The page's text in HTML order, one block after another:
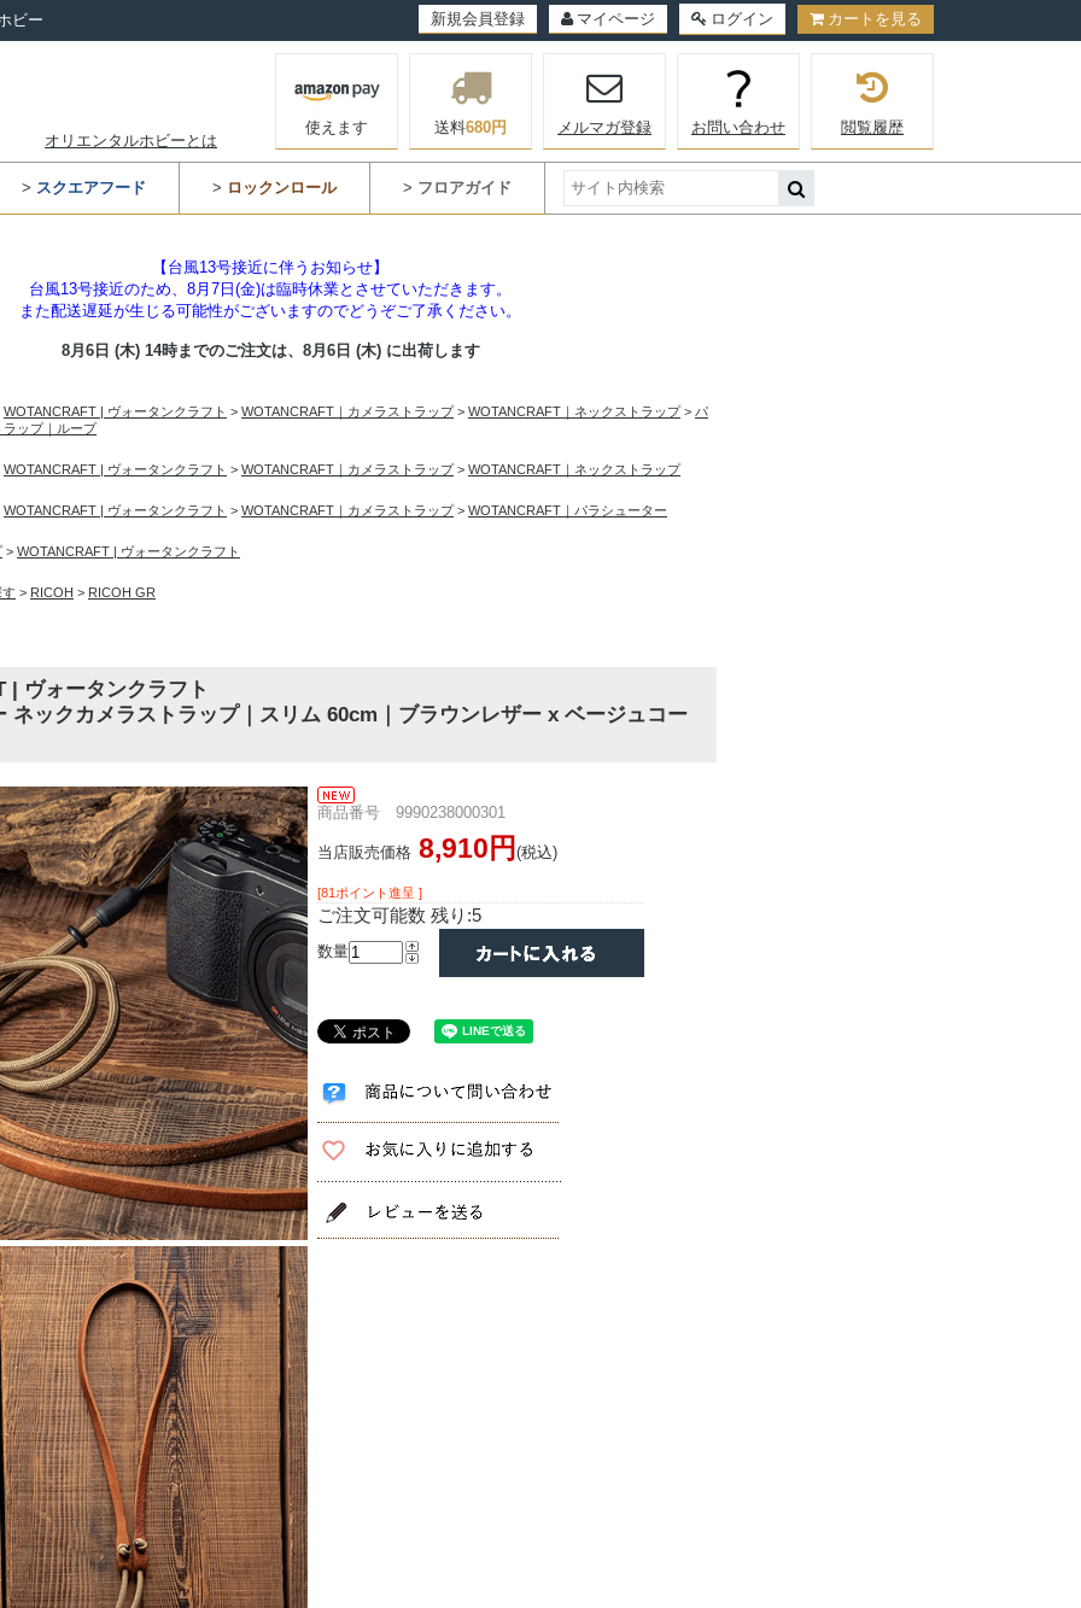
ビー 新規会員登録 マイページ ログイン カートを見る
オリエンタルホビーとは
使えます 送料680円 メルマガ登録 お問い合わせ 閲覧履歴
> スクエアフード > ロックンロール > フロアガイド
【台風13号接近に伴うお知らせ】
台風13号接近のため、8月7日(金)は臨時休業とさせていただきます。
また配送遅延が生じる可能性がございますのでどうぞご了承ください。
8月6日 (木) 14時までのご注文は、 8月6日 (木) に出荷します
WOTANCRAFT | ヴォータンクラフト > WOTANCRAFT｜カメラストラップ> WOTANCRAFT｜ネックストラップ> パ
ラップ｜ループ
WOTANCRAFT | ヴォータンクラフト > WOTANCRAFT｜カメラストラップ> WOTANCRAFT｜ネックストラップ
WOTANCRAFT | ヴォータンクラフト > WOTANCRAFT｜カメラストラップ> WOTANCRAFT｜パラシューター
> WOTANCRAFT | ヴォータンクラフト
す > RICOH > RICOH GR
| ヴォータンクラフト
ネックカメラストラップ｜スリム 60cm｜ブラウンレザー x ベージュコー
商品番号 9990238000301
当店販売価格 8,910円(税込)
[81ポイント進呈 ]
ご注文可能数 残り:5
数量